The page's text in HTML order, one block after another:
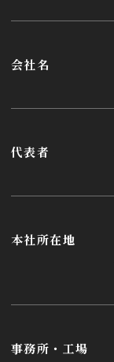
会社名
代表者
本社所在地
事務所・工場